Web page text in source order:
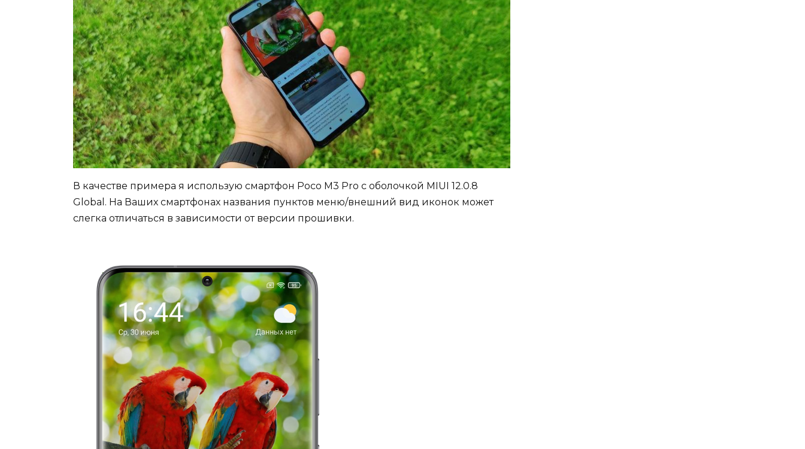
В качестве примера я использую смартфон Poco M3 Pro с оболочкой MIUI 12.0.8
Global. На Ваших смартфонах названия пунктов меню/внешний вид иконок может
слегка отличаться в зависимости от версии прошивки.